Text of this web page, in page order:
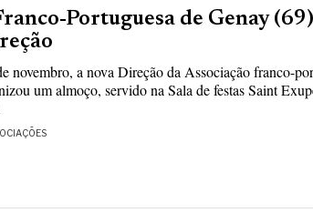
Portuguesa de Genay
novembro, a nova Direção da Associação franco-
um almoço, servido na Sala de festas Saint